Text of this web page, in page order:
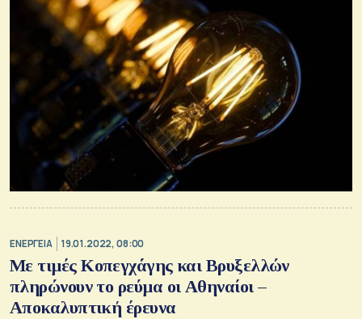
ΕΝΕΡΓΕΙΑ 19.01.2022, 08:00
Με τιμές Κοπεγχάγης και Βρυξελλών
πληρώνουν το ρεύμα οι Αθηναίοι –
Αποκαλυπτική έρευνα